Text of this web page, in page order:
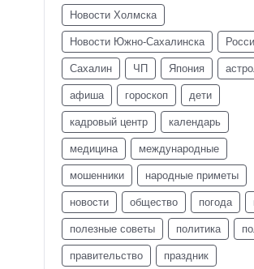
Новости Холмска
Новости Южно-Сахалинска
Сахалин ЧП Япония
афиша гороскоп дети
кадровый центр календарь
медицина международные
мошенники народные приметы
новости общество погода
полезные советы политика
правительство праздник